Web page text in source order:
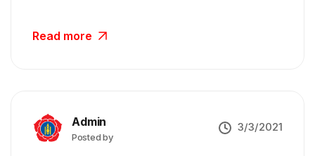
Read more
Admin
Posted by
3/3/2021